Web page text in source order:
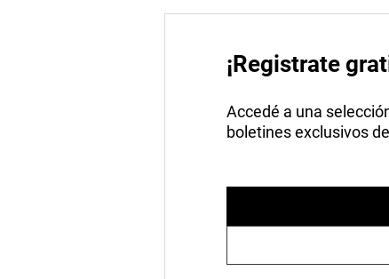
¡Registrate
Accedé a una
boletines exclusivos